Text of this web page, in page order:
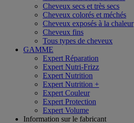
Cheveux secs et très secs
Cheveux colorés et méchés
Cheveux exposés à la chaleur
Cheveux fins
Tous types de cheveux
GAMME
Expert Réparation
Expert Nutri-Frizz
Expert Nutrition
Expert Nutrition +
Expert Couleur
Expert Protection
Expert Volume
Information sur le fabricant